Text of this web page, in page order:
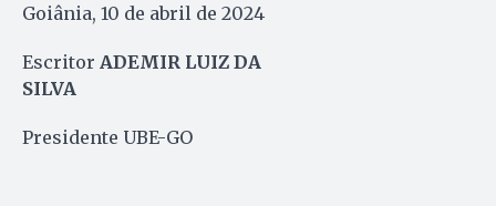
Goiânia, 10 de abril de 2024
Escritor ADEMIR LUIZ DA
SILVA
Presidente UBE-GO